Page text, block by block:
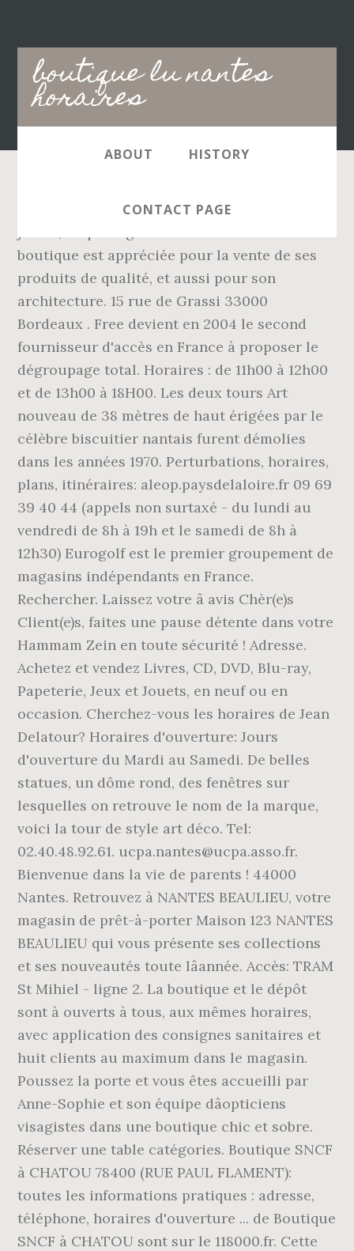
boutique lu nantes
horaires
Main
navigation
ABOUT HISTORY
CONTACT PAGE
Une boutique AM.PM a ouvert ce samedi 8
boutique est appréciée pour la vente de ses
produits de qualité, et aussi pour son
architecture. 15 rue de Grassi 33000
Bordeaux . Free devient en 2004 le second
fournisseur d'accès en France à proposer le
dégroupage total. Horaires : de 11h00 à 12h00
et de 13h00 à 18H00. Les deux tours Art
nouveau de 38 mètres de haut érigées par le
célèbre biscuitier nantais furent démolies
dans les années 1970. Perturbations, horaires,
plans, itinéraires: aleop.paysdelaloire.fr 09 69
39 40 44 (appels non surtaxé - du lundi au
vendredi de 8h à 19h et le samedi de 8h à
12h30) Eurogolf est le premier groupement de
magasins indépendants en France.
Rechercher. Laissez votre â avis Chèr(e)s
Client(e)s, faites une pause détente dans votre
Hammam Zein en toute sécurité ! Adresse.
Achetez et vendez Livres, CD, DVD, Blu-ray,
Papeterie, Jeux et Jouets, en neuf ou en
occasion. Cherchez-vous les horaires de Jean
Delatour? Horaires d'ouverture: Jours
d'ouverture du Mardi au Samedi. De belles
statues, un dôme rond, des fenêtres sur
lesquelles on retrouve le nom de la marque,
voici la tour de style art déco. Tel:
02.40.48.92.61. ucpa.nantes@ucpa.asso.fr.
Bienvenue dans la vie de parents ! 44000
Nantes. Retrouvez à NANTES BEAULIEU, votre
magasin de prêt-à-porter Maison 123 NANTES
BEAULIEU qui vous présente ses collections
et ses nouveautés toute lâannée. Accès: TRAM
St Mihiel - ligne 2. La boutique et le dépôt
sont à ouverts à tous, aux mêmes horaires,
avec application des consignes sanitaires et
huit clients au maximum dans le magasin.
Poussez la porte et vous êtes accueilli par
Anne-Sophie et son équipe dâopticiens
visagistes dans une boutique chic et sobre.
Réserver une table catégories. Boutique SNCF
à CHATOU 78400 (RUE PAUL FLAMENT):
toutes les informations pratiques : adresse,
téléphone, horaires d'ouverture ... de Boutique
SNCF à CHATOU sont sur le 118000.fr. Cette